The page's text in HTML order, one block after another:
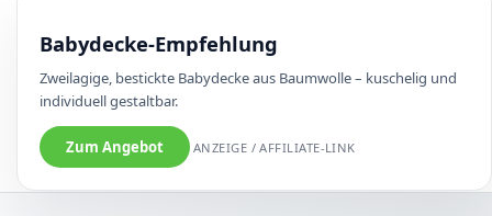
Babydecke-Empfehlung
Zweilagige, bestickte Babydecke aus Baumwolle – kuschelig und
individuell gestaltbar.
Zum Angebot ANZEIGE / AFFILIATE-LINK